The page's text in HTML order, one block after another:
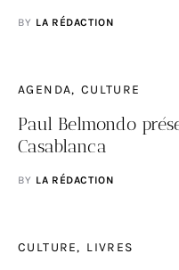
BY LA RÉDACTION
AGENDA CULTURE
Paul Belmondo
Casablanca
BY LA RÉDACTION
CULTURE LIVRES